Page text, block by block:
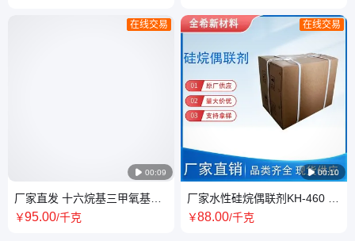
 00:09
在线交易
厂家直发 十六烷基三甲氧基硅
烷 cas 16415-12-6 长链硅烷偶
￥95.00/千克
 00:10
在线交易
厂家水性硅烷偶联剂KH-460 水
性涂料适用，体系贮存期长 附
￥88.00/千克